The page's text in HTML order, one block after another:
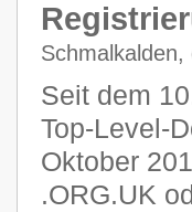
Seit dem
Top-Level-
Oktober
.ORG.UK